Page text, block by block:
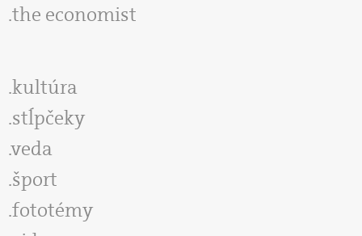
the economist
kultúra
stĺpčeky
veda
šport
fototémy